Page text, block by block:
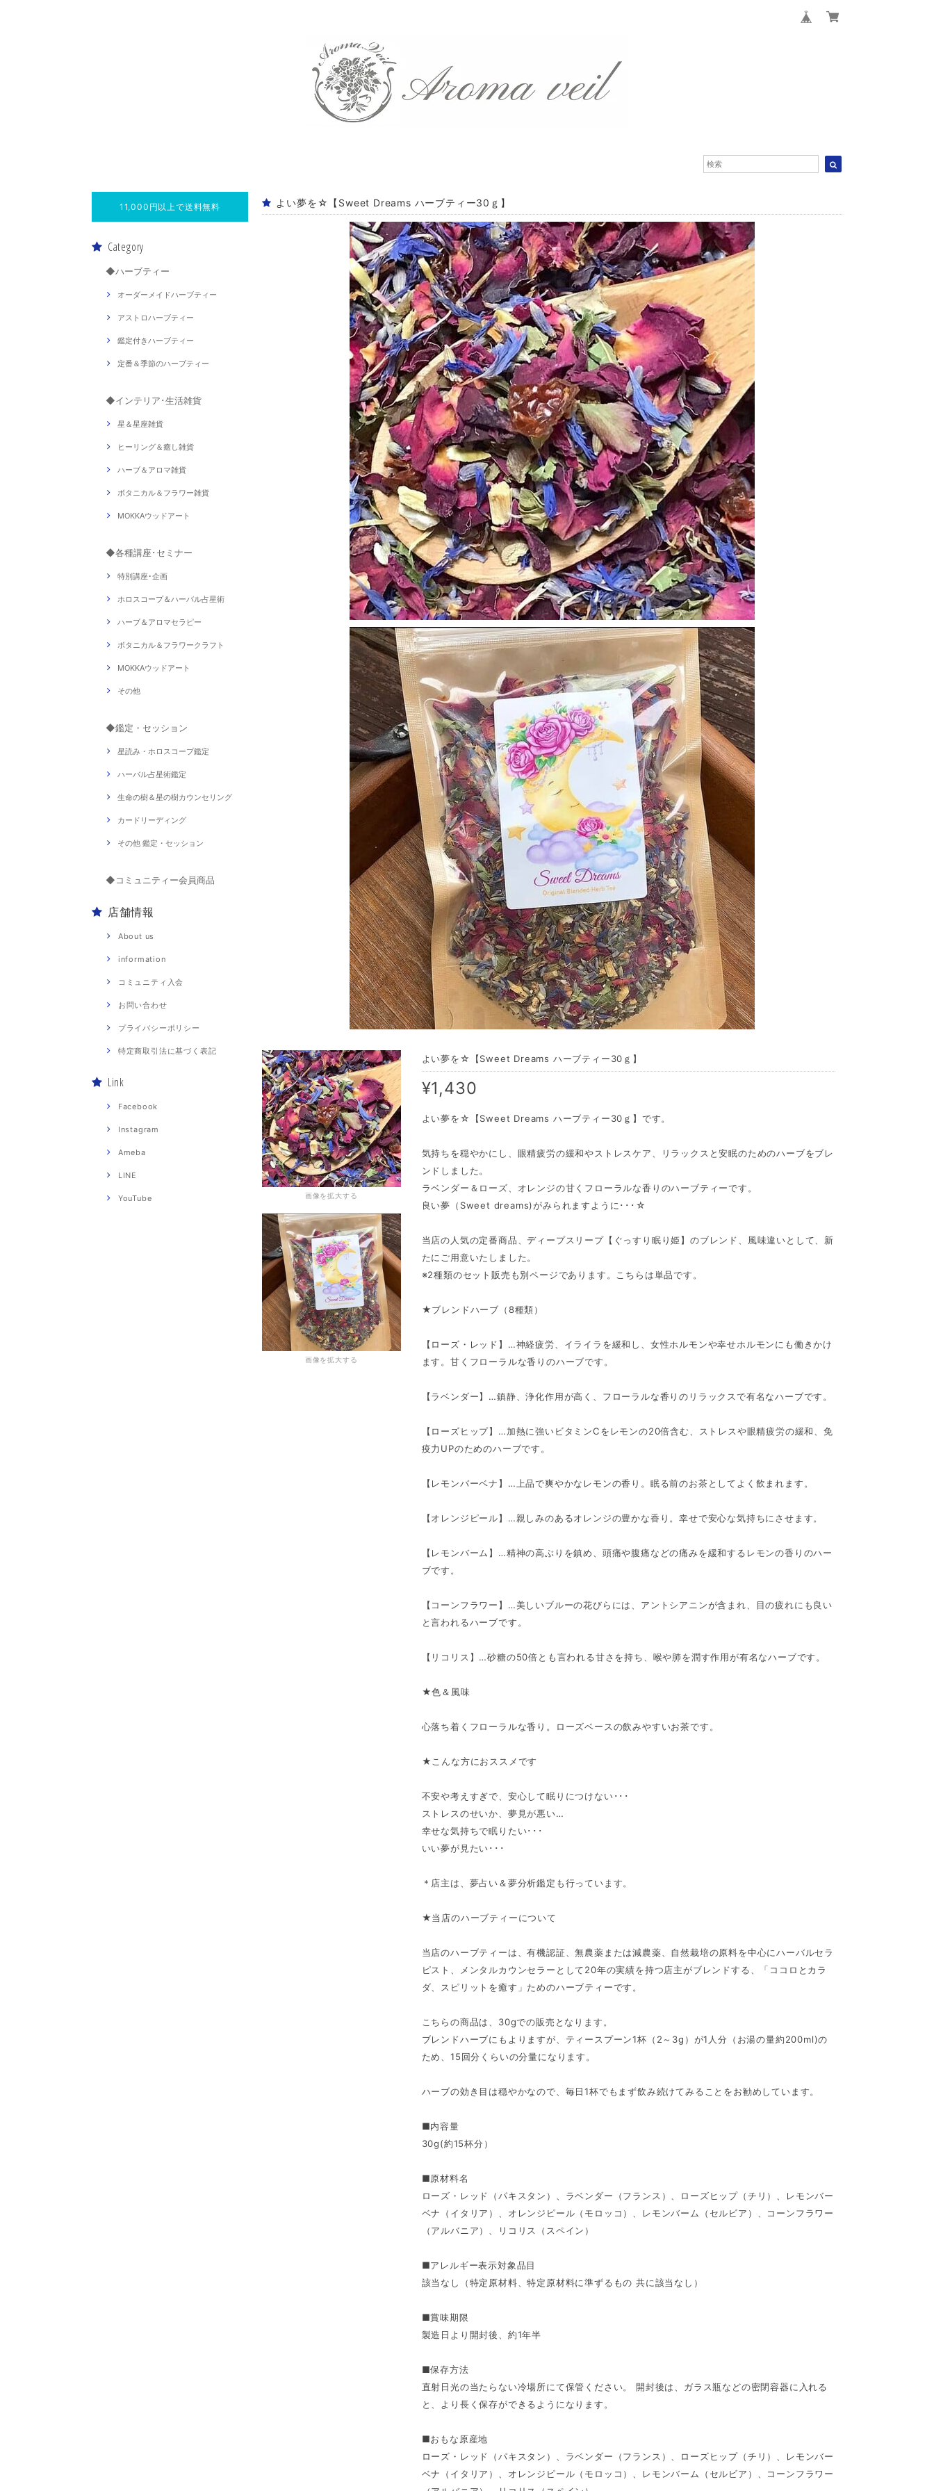
11,000円以上で送料無料
Category
◆ハーブティー
オーダーメイドハーブティー
アストロハーブティー
鑑定付きハーブティー
定番＆季節のハーブティー
◆インテリア･生活雑貨
星＆星座雑貨
ヒーリング＆癒し雑貨
ハーブ＆アロマ雑貨
ボタニカル＆フラワー雑貨
MOKKAウッドアート
◆各種講座･セミナー
特別講座･企画
ホロスコープ＆ハーバル占星術
ハーブ＆アロマセラピー
ボタニカル＆フラワークラフト
MOKKAウッドアート
その他
◆鑑定・セッション
星読み・ホロスコープ鑑定
ハーバル占星術鑑定
生命の樹＆星の樹カウンセリング
カードリーディング
その他 鑑定・セッション
◆コミュニティー会員商品
店舗情報
About us
information
コミュニティ入会
お問い合わせ
プライバシーポリシー
特定商取引法に基づく表記
Link
Facebook
Instagram
Ameba
LINE
YouTube
よい夢を☆【Sweet Dreams ハーブティー30ｇ】
画像を拡大する
画像を拡大する
よい夢を☆【Sweet Dreams ハーブティー30ｇ】
¥1,430
よい夢を☆【Sweet Dreams ハーブティー30ｇ】です。
気持ちを穏やかにし、眼精疲労の緩和やストレスケア、リラックスと安眠のためのハーブをブレ
ンドしました。
ラベンダー＆ローズ、オレンジの甘くフローラルな香りのハーブティーです。
良い夢（Sweet dreams)がみられますように･･･☆
当店の人気の定番商品、ディープスリープ【ぐっすり眠り姫】のブレンド、風味違いとして、新
たにご用意いたしました。
※2種類のセット販売も別ページであります。こちらは単品です。
★ブレンドハーブ（8種類）
【ローズ・レッド】…神経疲労、イライラを緩和し、女性ホルモンや幸せホルモンにも働きかけ
ます。甘くフローラルな香りのハーブです。
【ラベンダー】…鎮静、浄化作用が高く、フローラルな香りのリラックスで有名なハーブです。
【ローズヒップ】…加熱に強いビタミンCをレモンの20倍含む、ストレスや眼精疲労の緩和、免
疫力UPのためのハーブです。
【レモンバーベナ】…上品で爽やかなレモンの香り。眠る前のお茶としてよく飲まれます。
【オレンジピール】…親しみのあるオレンジの豊かな香り。幸せで安心な気持ちにさせます。
【レモンバーム】…精神の高ぶりを鎮め、頭痛や腹痛などの痛みを緩和するレモンの香りのハー
ブです。
【コーンフラワー】…美しいブルーの花びらには、アントシアニンが含まれ、目の疲れにも良い
と言われるハーブです。
【リコリス】…砂糖の50倍とも言われる甘さを持ち、喉や肺を潤す作用が有名なハーブです。
★色＆風味
心落ち着くフローラルな香り。ローズベースの飲みやすいお茶です。
★こんな方におススメです
不安や考えすぎで、安心して眠りにつけない･･･
ストレスのせいか、夢見が悪い…
幸せな気持ちで眠りたい･･･
いい夢が見たい･･･
＊店主は、夢占い＆夢分析鑑定も行っています。
★当店のハーブティーについて
当店のハーブティーは、有機認証、無農薬または減農薬、自然栽培の原料を中心にハーバルセラ
ピスト、メンタルカウンセラーとして20年の実績を持つ店主がブレンドする、「ココロとカラ
ダ、スピリットを癒す」ためのハーブティーです。
こちらの商品は、30gでの販売となります。
ブレンドハーブにもよりますが、ティースプーン1杯（2～3g）が1人分（お湯の量約200ml)の
ため、15回分くらいの分量になります。
ハーブの効き目は穏やかなので、毎日1杯でもまず飲み続けてみることをお勧めしています。
■内容量
30g(約15杯分）
■原材料名
ローズ・レッド（パキスタン）、ラベンダー（フランス）、ローズヒップ（チリ）、レモンバー
ベナ（イタリア）、オレンジピール（モロッコ）、レモンバーム（セルビア）、コーンフラワー
（アルバニア）、リコリス（スペイン）
■アレルギー表示対象品目
該当なし（特定原材料、特定原材料に準ずるもの 共に該当なし）
■賞味期限
製造日より開封後、約1年半
■保存方法
直射日光の当たらない冷場所にて保管ください。 開封後は、ガラス瓶などの密閉容器に入れる
と、より長く保存ができるようになります。
■おもな原産地
ローズ・レッド（パキスタン）、ラベンダー（フランス）、ローズヒップ（チリ）、レモンバー
ベナ（イタリア）、オレンジピール（モロッコ）、レモンバーム（セルビア）、コーンフラワー